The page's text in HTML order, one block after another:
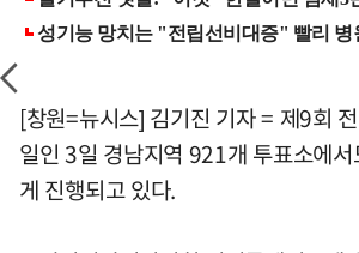
[창원=뉴시스] 김기진 기자 = 제9회
일인 3일 경남지역 921개 투표소에
게 진행되고 있다.